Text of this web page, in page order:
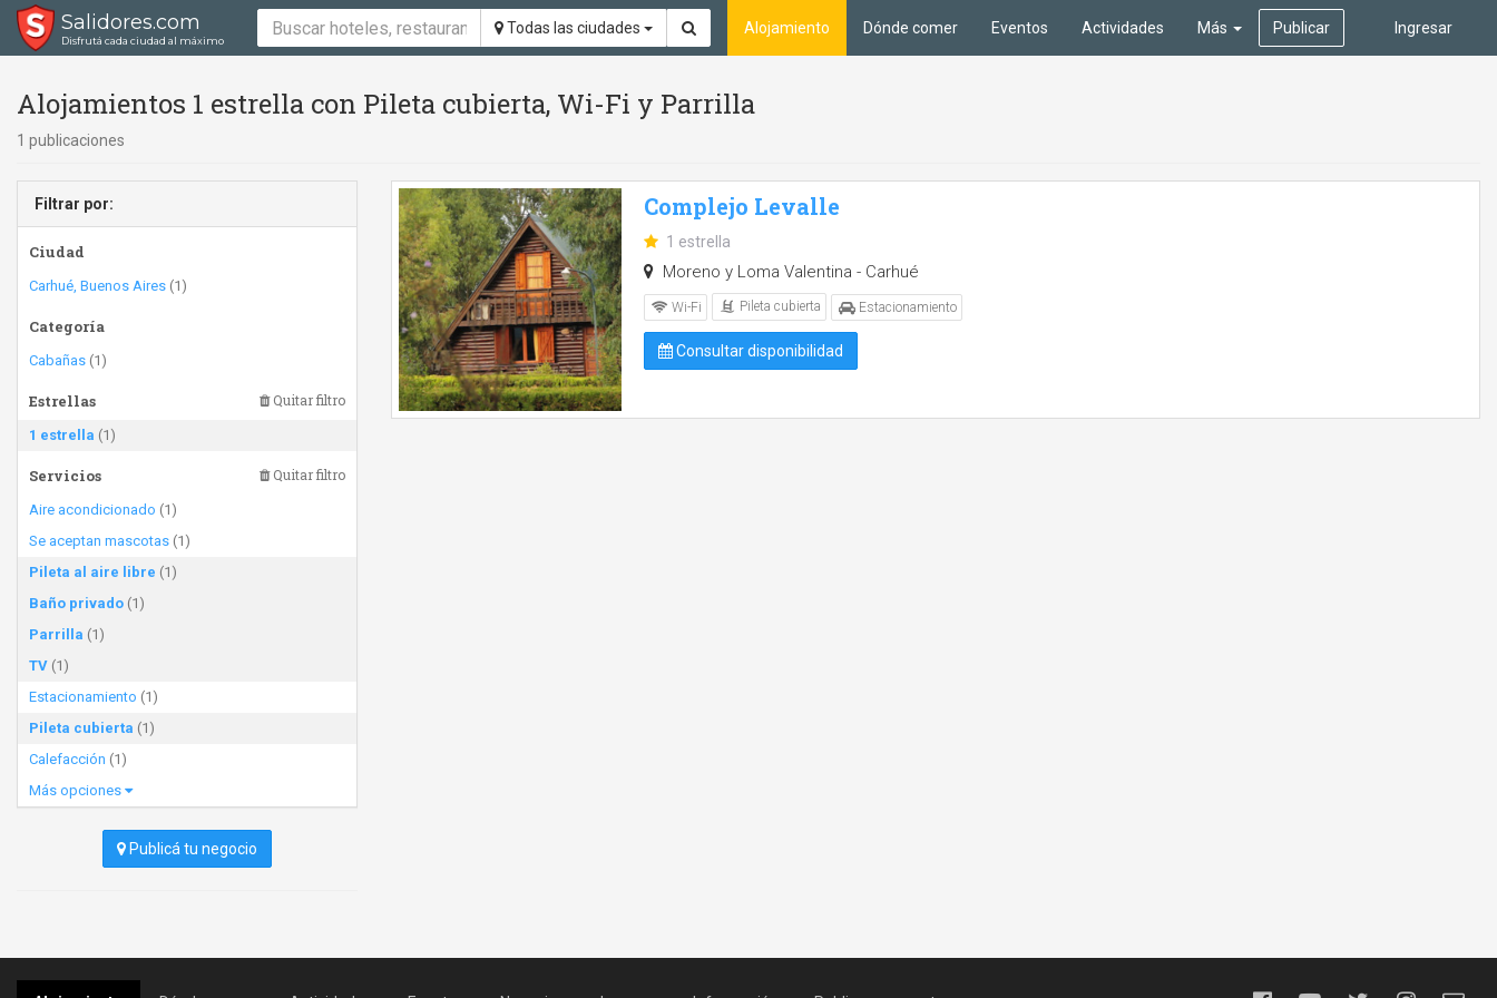
Salidores.com
Disfrutá cada ciudad al máximo
Todas las ciudades Ingresar
Alojamiento Dónde comer Eventos Actividades Más Publicar
Alojamientos 1 estrella con Pileta cubierta, Wi-Fi y Parrilla
1 publicaciones
Filtrar por:
Ciudad
Carhué, Buenos Aires (1)
Categoría
Cabañas (1)
Estrellas Quitar filtro
1 estrella (1)
Servicios Quitar filtro
Aire acondicionado (1)
Se aceptan mascotas (1)
Pileta al aire libre (1)
Baño privado (1)
Parrilla (1)
TV (1)
Estacionamiento (1)
Pileta cubierta (1)
Calefacción (1)
Más opciones
Publicá tu negocio
Complejo Levalle
1 estrella
Moreno y Loma Valentina - Carhué
Wi-Fi Pileta cubierta Estacionamiento
Consultar disponibilidad